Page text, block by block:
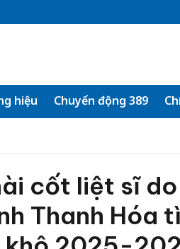
hiệu Chuyển động 389
cốt liệt sĩ
Thanh Hóa